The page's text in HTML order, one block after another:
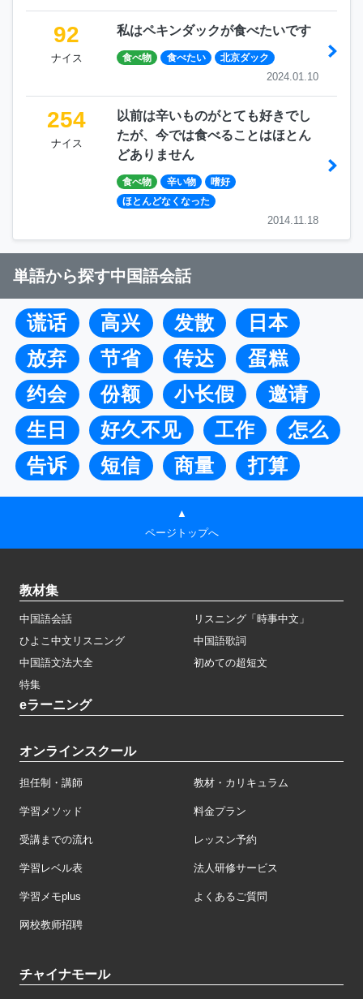
92
ナイス
私はペキンダックが食べたいです
食べ物 食べたい 北京ダック
2024.01.10
254
ナイス
以前は辛いものがとても好きでし
たが、今では食べることはほとん
どありません
食べ物 辛い物
嗜好
ほとんどなくなった
2014.11.18
単語から探す中国語会話
谎话 高兴 发散
日本
放弃
节省 传达
蛋糕
约会
份额 小长假
邀请
生日
好久不见 工作
怎么
告诉
短信 商量 打算
▲
ページトップへ
教材集
中国語会話
リスニング「時事中文」
ひよこ中文リスニング
中国語歌詞
中国語文法大全
初めての超短文
特集
eラーニング
オンラインスクール
担任制・講師 教材・カリキュラム
学習メソッド 料金プラン
受講までの流れ レッスン予約
学習レベル表 法人研修サービス
学習メモplus よくあるご質問
网校教师招聘
チャイナモール